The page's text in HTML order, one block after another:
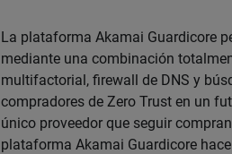
La plataforma Akamai Guardicore
mediante una combinación
multifactorial, firewall de DNS y
compradores de Zero Trust en un
único proveedor que seguir
plataforma Akamai Guardicore